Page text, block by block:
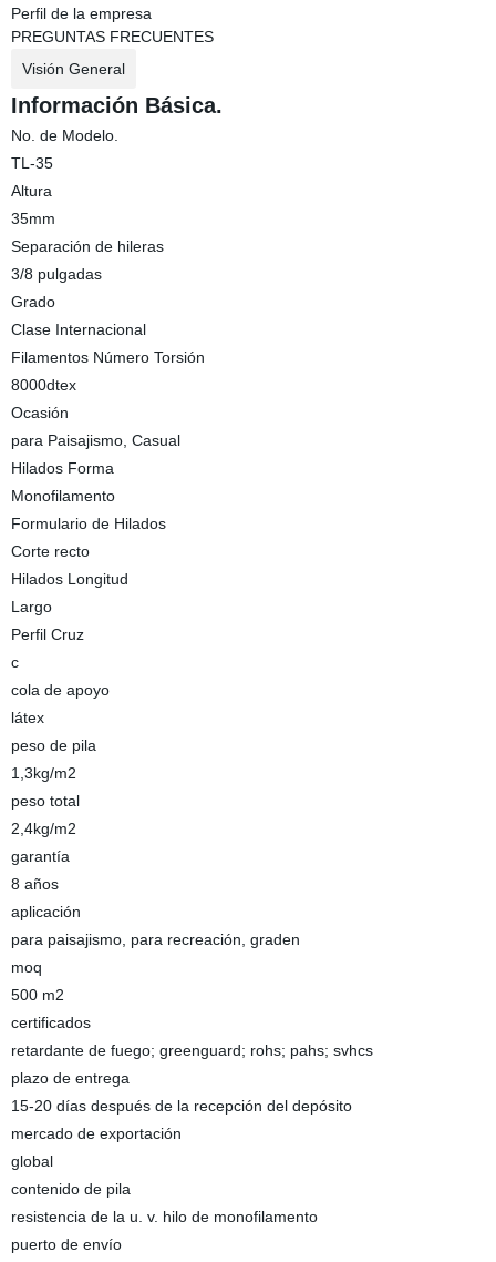
Perfil de la empresa
PREGUNTAS FRECUENTES
Visión General
Información Básica.
No. de Modelo.
TL-35
Altura
35mm
Separación de hileras
3/8 pulgadas
Grado
Clase Internacional
Filamentos Número Torsión
8000dtex
Ocasión
para Paisajismo, Casual
Hilados Forma
Monofilamento
Formulario de Hilados
Corte recto
Hilados Longitud
Largo
Perfil Cruz
c
cola de apoyo
látex
peso de pila
1,3kg/m2
peso total
2,4kg/m2
garantía
8 años
aplicación
para paisajismo, para recreación, graden
moq
500 m2
certificados
retardante de fuego; greenguard; rohs; pahs; svhcs
plazo de entrega
15-20 días después de la recepción del depósito
mercado de exportación
global
contenido de pila
resistencia de la u. v. hilo de monofilamento
puerto de envío